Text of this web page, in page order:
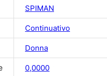
SPIMAN
Continuativo
Donna
0,0000